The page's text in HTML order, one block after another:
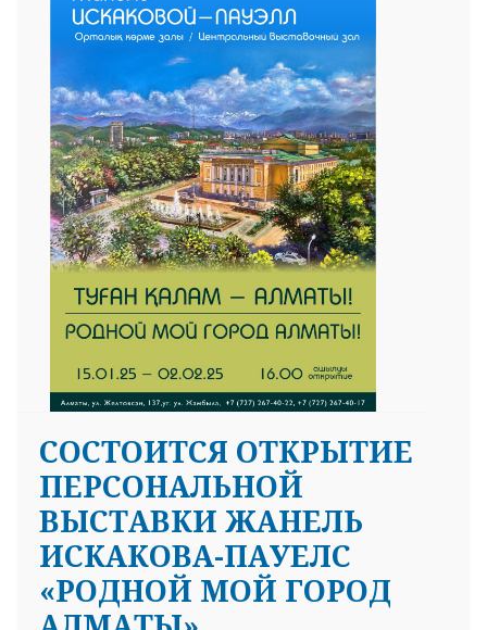
СОСТОИТСЯ ОТКРЫТИЕ
ПЕРСОНАЛЬНОЙ
ВЫСТАВКИ ЖАНЕЛЬ
ИСКАКОВА-ПАУЕЛС
«РОДНОЙ МОЙ ГОРОД